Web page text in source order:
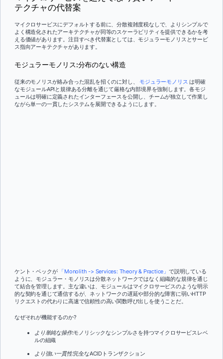
テクチャの代替案
マイクロサービスにデフォルトする前に、分散複雑度税なしで、よりシンプルで
よく構造化されたアーキテクチャが同等のスケーラビリティを提供できるかを考
える価値があります。注目すべき代替案としては、モジュラーモノリスとサービ
ス指向アーキテクチャがあります。
モジュラーモノリス:分布のない構造
従来のモノリスが絡み合った混乱を招くのに対し、モジュラーモノリス は明確
なモジュールAPIと規律ある分離を通じて厳格な内部境界を強制します。各モジ
ュールは明確に定義されたインターフェースを公開し、チームが独立して作業し
ながら単一の一貫したシステムを展開できるようにします。
ケント・ベックが 「Monolith -> Services: Theory & Practice」で説明している
ように、モジュラー・モノリスは分散ネットワークではなく組織的な規律を通じ
て結合を管理します。主な違いは、モジュールはマイクロサービスのような明示
的な契約を通じて通信するが、ネットワークの遅延や部分的な障害に弱いHTTP
リクエストの代わりに高速で信頼性の高い関数呼び出しを使うことだ。
なぜそれが機能するのか?
より単純な操作:モノリシックなシンプルさを持つマイクロサービスレベ
ルの組織
より強い一貫性:完全なACIDトランザクション